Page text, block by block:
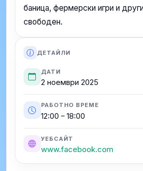
баница, фермерски игри и
свободен.
ДЕТАЙЛИ
ДАТИ
2 ноември 2025
РАБОТНО ВРЕМЕ
12:00 – 18:00
УЕБСАЙТ
www.facebook.com